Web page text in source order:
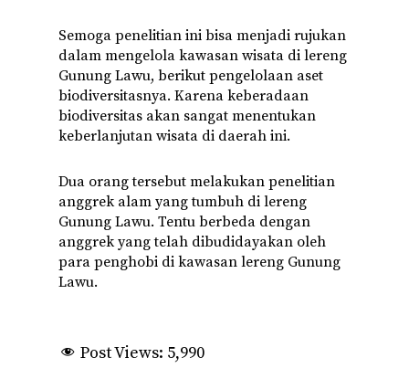
Semoga penelitian ini bisa menjadi rujukan
dalam mengelola kawasan wisata di lereng
Gunung Lawu, berikut pengelolaan aset
biodiversitasnya. Karena keberadaan
biodiversitas akan sangat menentukan
keberlanjutan wisata di daerah ini.
Dua orang tersebut melakukan penelitian
anggrek alam yang tumbuh di lereng
Gunung Lawu. Tentu berbeda dengan
anggrek yang telah dibudidayakan oleh
para penghobi di kawasan lereng Gunung
Lawu.
Post Views: 5,990